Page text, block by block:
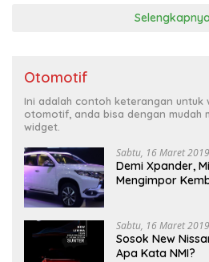
Selengkapnya
Otomotif
Ini adalah contoh keterangan
otomotif, anda bisa dengan mudah
widget.
Sabtu, 16 Maret
Demi Xpander,
Mengimpor
Sabtu, 16 Maret
Sosok New
Apa Kata NMI?